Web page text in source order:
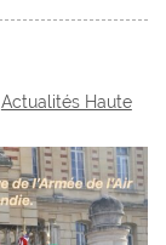
Actualités Haute